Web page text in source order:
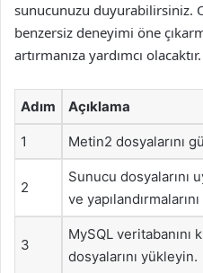
sunucunuzu duyurabilirsiniz.
benzersiz deneyimi öne
artırmanıza yardımcı olacaktır.
Adım Açıklama
1 Metin2 dosyalarını
2
Sunucu dosyalarını
ve yapılandırmalarını
3
MySQL veritabanını
dosyalarını yükleyin.